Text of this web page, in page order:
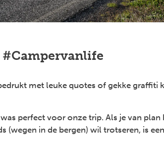
#Campervanlife
met leuke quotes of gekke graffiti
perfect voor onze trip. Als je van
(wegen in de bergen) wil trotseren, is